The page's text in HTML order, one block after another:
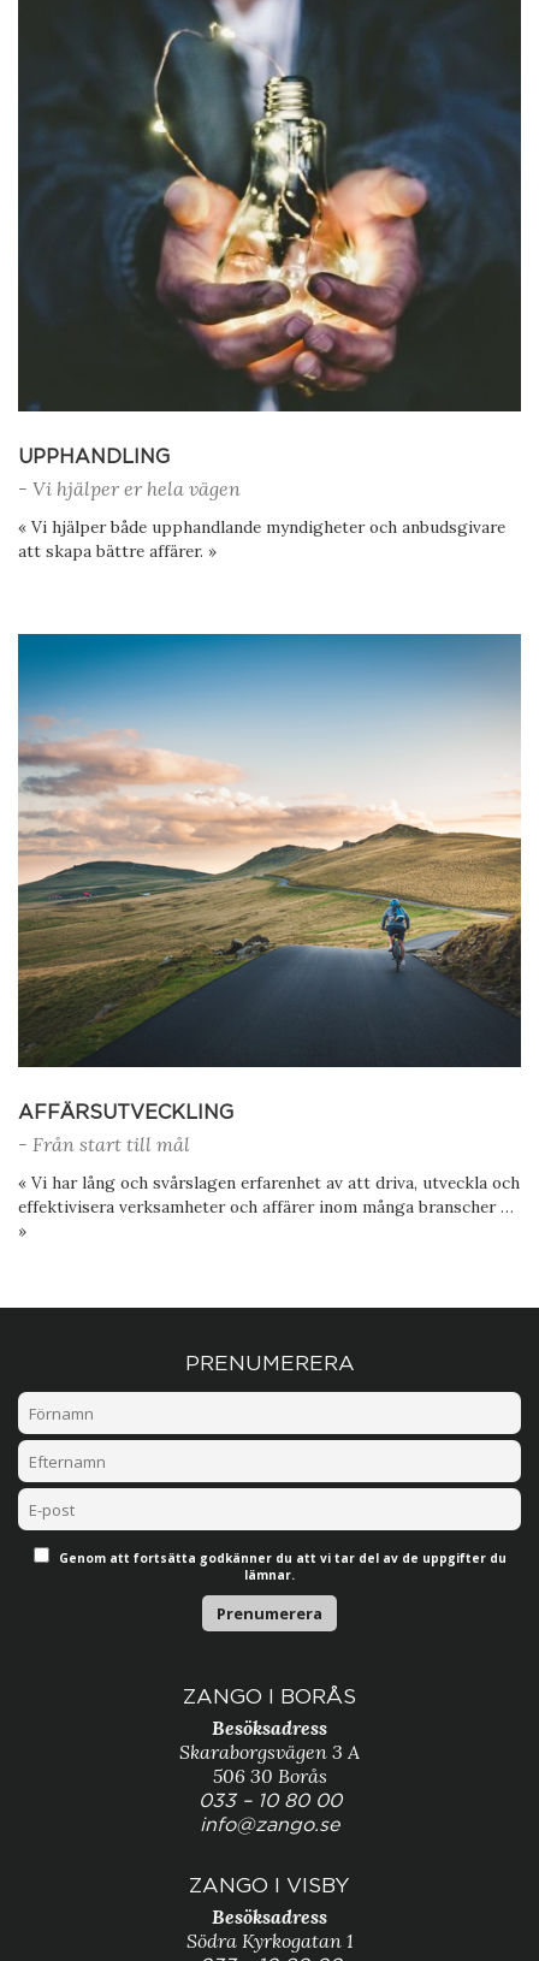
UPPHANDLING
- Vi hjälper er hela vägen
« Vi hjälper både upphandlande myndigheter och anbudsgivare
att skapa bättre affärer. »
AFFÄRSUTVECKLING
- Från start till mål
« Vi har lång och svårslagen erfarenhet av att driva, utveckla och
effektivisera verksamheter och affärer inom många branscher …
»
PRENUMERERA
Genom att fortsätta godkänner du att vi tar del av de uppgifter du
lämnar.
ZANGO I BORÅS
Besöksadress
Skaraborgsvägen 3 A
506 30 Borås
033 – 10 80 00
info@zango.se
ZANGO I VISBY
Besöksadress
Södra Kyrkogatan 1